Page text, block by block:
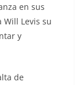
en sus
Levis su
y
de